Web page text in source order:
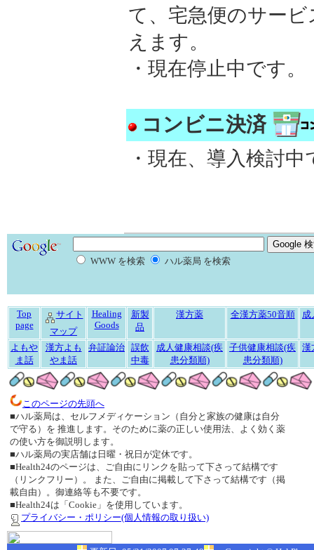
て、宅急便のサー
えます。
・現在停止中です。
コンビニ決済
・現在、導入検討中
WWW を検索 ハル薬局 を検索
Top
page
サイト
マップ
Healing
Goods
新製
品
漢方薬 全漢方薬50音順 成
よもや
ま話
漢方よも
やま話
弁証論治 誤飲
中毒
成人健康相談(疾
患分類順)
子供健康相談(疾
患分類順)
漢
このページの先頭へ
■ハル薬局は、セルフメディケーション（自分と家族の健康は自分
で守る）を 推進します。そのために薬の正しい使用法、よく効く薬
の使い方を御説明します。
■ハル薬局の実店舗は日曜・祝日が定休です。
■Health24のページは、ご自由にリンクを貼って下さって結構です
（リンクフリー）。 また、ご自由に掲載して下さって結構です（掲
載自由）。御連絡等も不要です。
■Health24は「Cookie」を使用しています。
プライバシー・ポリシー(個人情報の取り扱い)